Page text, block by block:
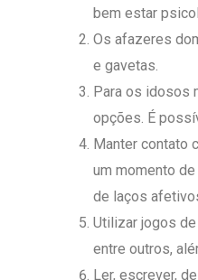
bem estar
Os afazeres
e gavetas.
Para os idosos
opções. É
Manter contato
um momento
de laços
Utilizar jogos de
entre outros,
Ler, escrever,